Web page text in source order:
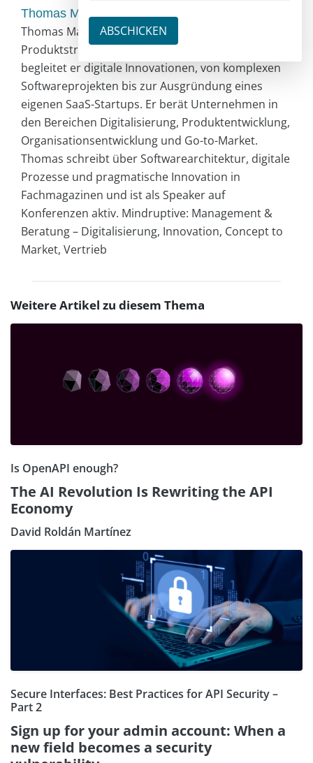
Thomas Mahringer
Thomas Mahringer ist Softwareentwickler,
Produktstratege und Gründer. Seit über 30 Jahren
begleitet er digitale Innovationen, von komplexen
Softwareprojekten bis zur Ausgründung eines
eigenen SaaS-Startups. Er berät Unternehmen in
den Bereichen Digitalisierung, Produktentwicklung,
Organisationsentwicklung und Go-to-Market.
Thomas schreibt über Softwarearchitektur, digitale
Prozesse und pragmatische Innovation in
Fachmagazinen und ist als Speaker auf
Konferenzen aktiv. Mindruptive: Management &
Beratung – Digitalisierung, Innovation, Concept to
Market, Vertrieb
Weitere Artikel zu diesem Thema
Is OpenAPI enough?
The AI Revolution Is Rewriting the API
Economy
David Roldán Martínez
Secure Interfaces: Best Practices for API Security –
Part 2
Sign up for your admin account: When a
new field becomes a security